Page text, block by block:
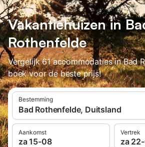
Vakantiehuizen in
Rothenfelde
Vergelijk 61 accommodaties in Bad
boek voor de beste prijs!
Bestemming
Bad Rothenfelde, Duitsland
Aankomst
za 15-08
Vertrek
za